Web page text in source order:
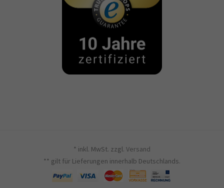
* inkl. MwSt. zzgl. Versand
** gilt für Lieferungen innerhalb Deutschlands.